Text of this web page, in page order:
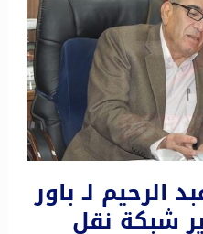
لـ باور
شبكة نقل